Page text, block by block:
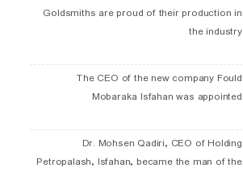
Goldsmiths are proud of their production in
the industry
The CEO of the new company Fould
Mobaraka Isfahan was appointed
Dr. Mohsen Qadiri, CEO of Holding
Petropalash, Isfahan, became the man of the